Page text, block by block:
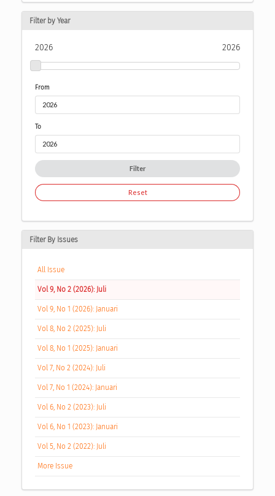
Filter by Year
2026 2026
From
To
Filter
Reset
Filter By Issues
All Issue
Vol 9, No 2 (2026): Juli
Vol 9, No 1 (2026): Januari
Vol 8, No 2 (2025): Juli
Vol 8, No 1 (2025): Januari
Vol 7, No 2 (2024): Juli
Vol 7, No 1 (2024): Januari
Vol 6, No 2 (2023): Juli
Vol 6, No 1 (2023): Januari
Vol 5, No 2 (2022): Juli
More Issue